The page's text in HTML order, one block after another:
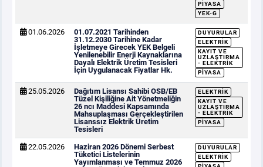
PIYASA
YEK-G
01.06.2026
01.07.2021 Tarihinden
31.12.2030 Tarihine Kadar
İşletmeye Girecek YEK Belgeli
Yenilenebilir Enerji Kaynaklarına
Dayalı Elektrik Üretim Tesisleri
İçin Uygulanacak Fiyatlar Hk.
DUYURULAR
ELEKTRIK
KAYIT VE
UZLAŞTIRMA
- ELEKTRIK
PIYASA
25.05.2026
Dağıtım Lisansı Sahibi OSB/EB
Tüzel Kişiliğine Ait Yönetmeliğin
26 ncı Maddesi Kapsamında
Mahsuplaşması Gerçekleştirilen
Lisanssız Elektrik Üretim
Tesisleri
ELEKTRIK
KAYIT VE
UZLAŞTIRMA
- ELEKTRIK
PIYASA
22.05.2026
Haziran 2026 Dönemi Serbest
Tüketici Listelerinin
Yayımlanması ve Temmuz 2026
DUYURULAR
ELEKTRIK